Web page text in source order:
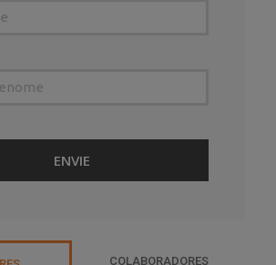
COLABORADORES